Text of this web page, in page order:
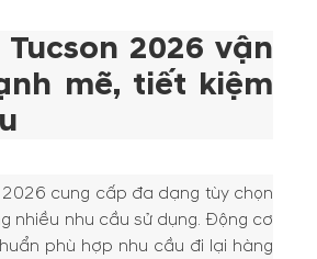
2026 vận
mẽ, tiết kiệm
2026 cung cấp đa dạng tùy chọn
nhiều nhu cầu sử dụng. Động cơ
phù hợp nhu cầu đi lại hàng